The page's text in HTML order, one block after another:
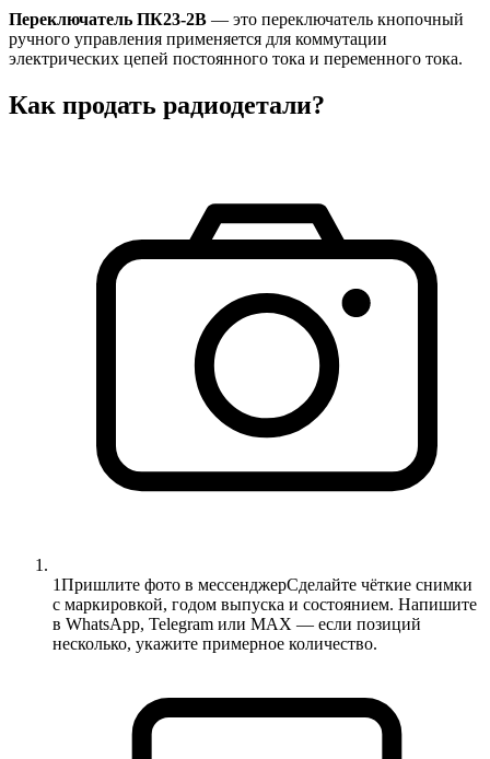
Переключатель ПК23-2В — это переключатель кнопочный
ручного управления применяется для коммутации
электрических цепей постоянного тока и переменного тока.
Как продать радиодетали?
1Пришлите фото в мессенджерСделайте чёткие снимки
с маркировкой, годом выпуска и состоянием. Напишите
в WhatsApp, Telegram или MAX — если позиций
несколько, укажите примерное количество.